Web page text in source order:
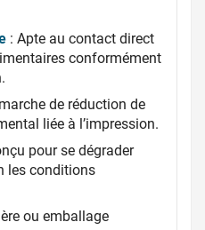
: Apte au contact direct
conformément
de réduction de
liée à l’impression.
pour se dégrader
les conditions
ou emballage